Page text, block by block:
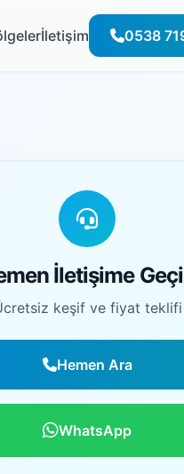
İletişim 0538
İletişime
keşif ve fiyat teklifi
Hemen Ara
WhatsApp